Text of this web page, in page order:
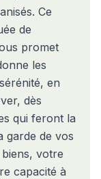
Ce
de
promet
les
en
dès
qui feront la
garde de vos
votre
capacité à